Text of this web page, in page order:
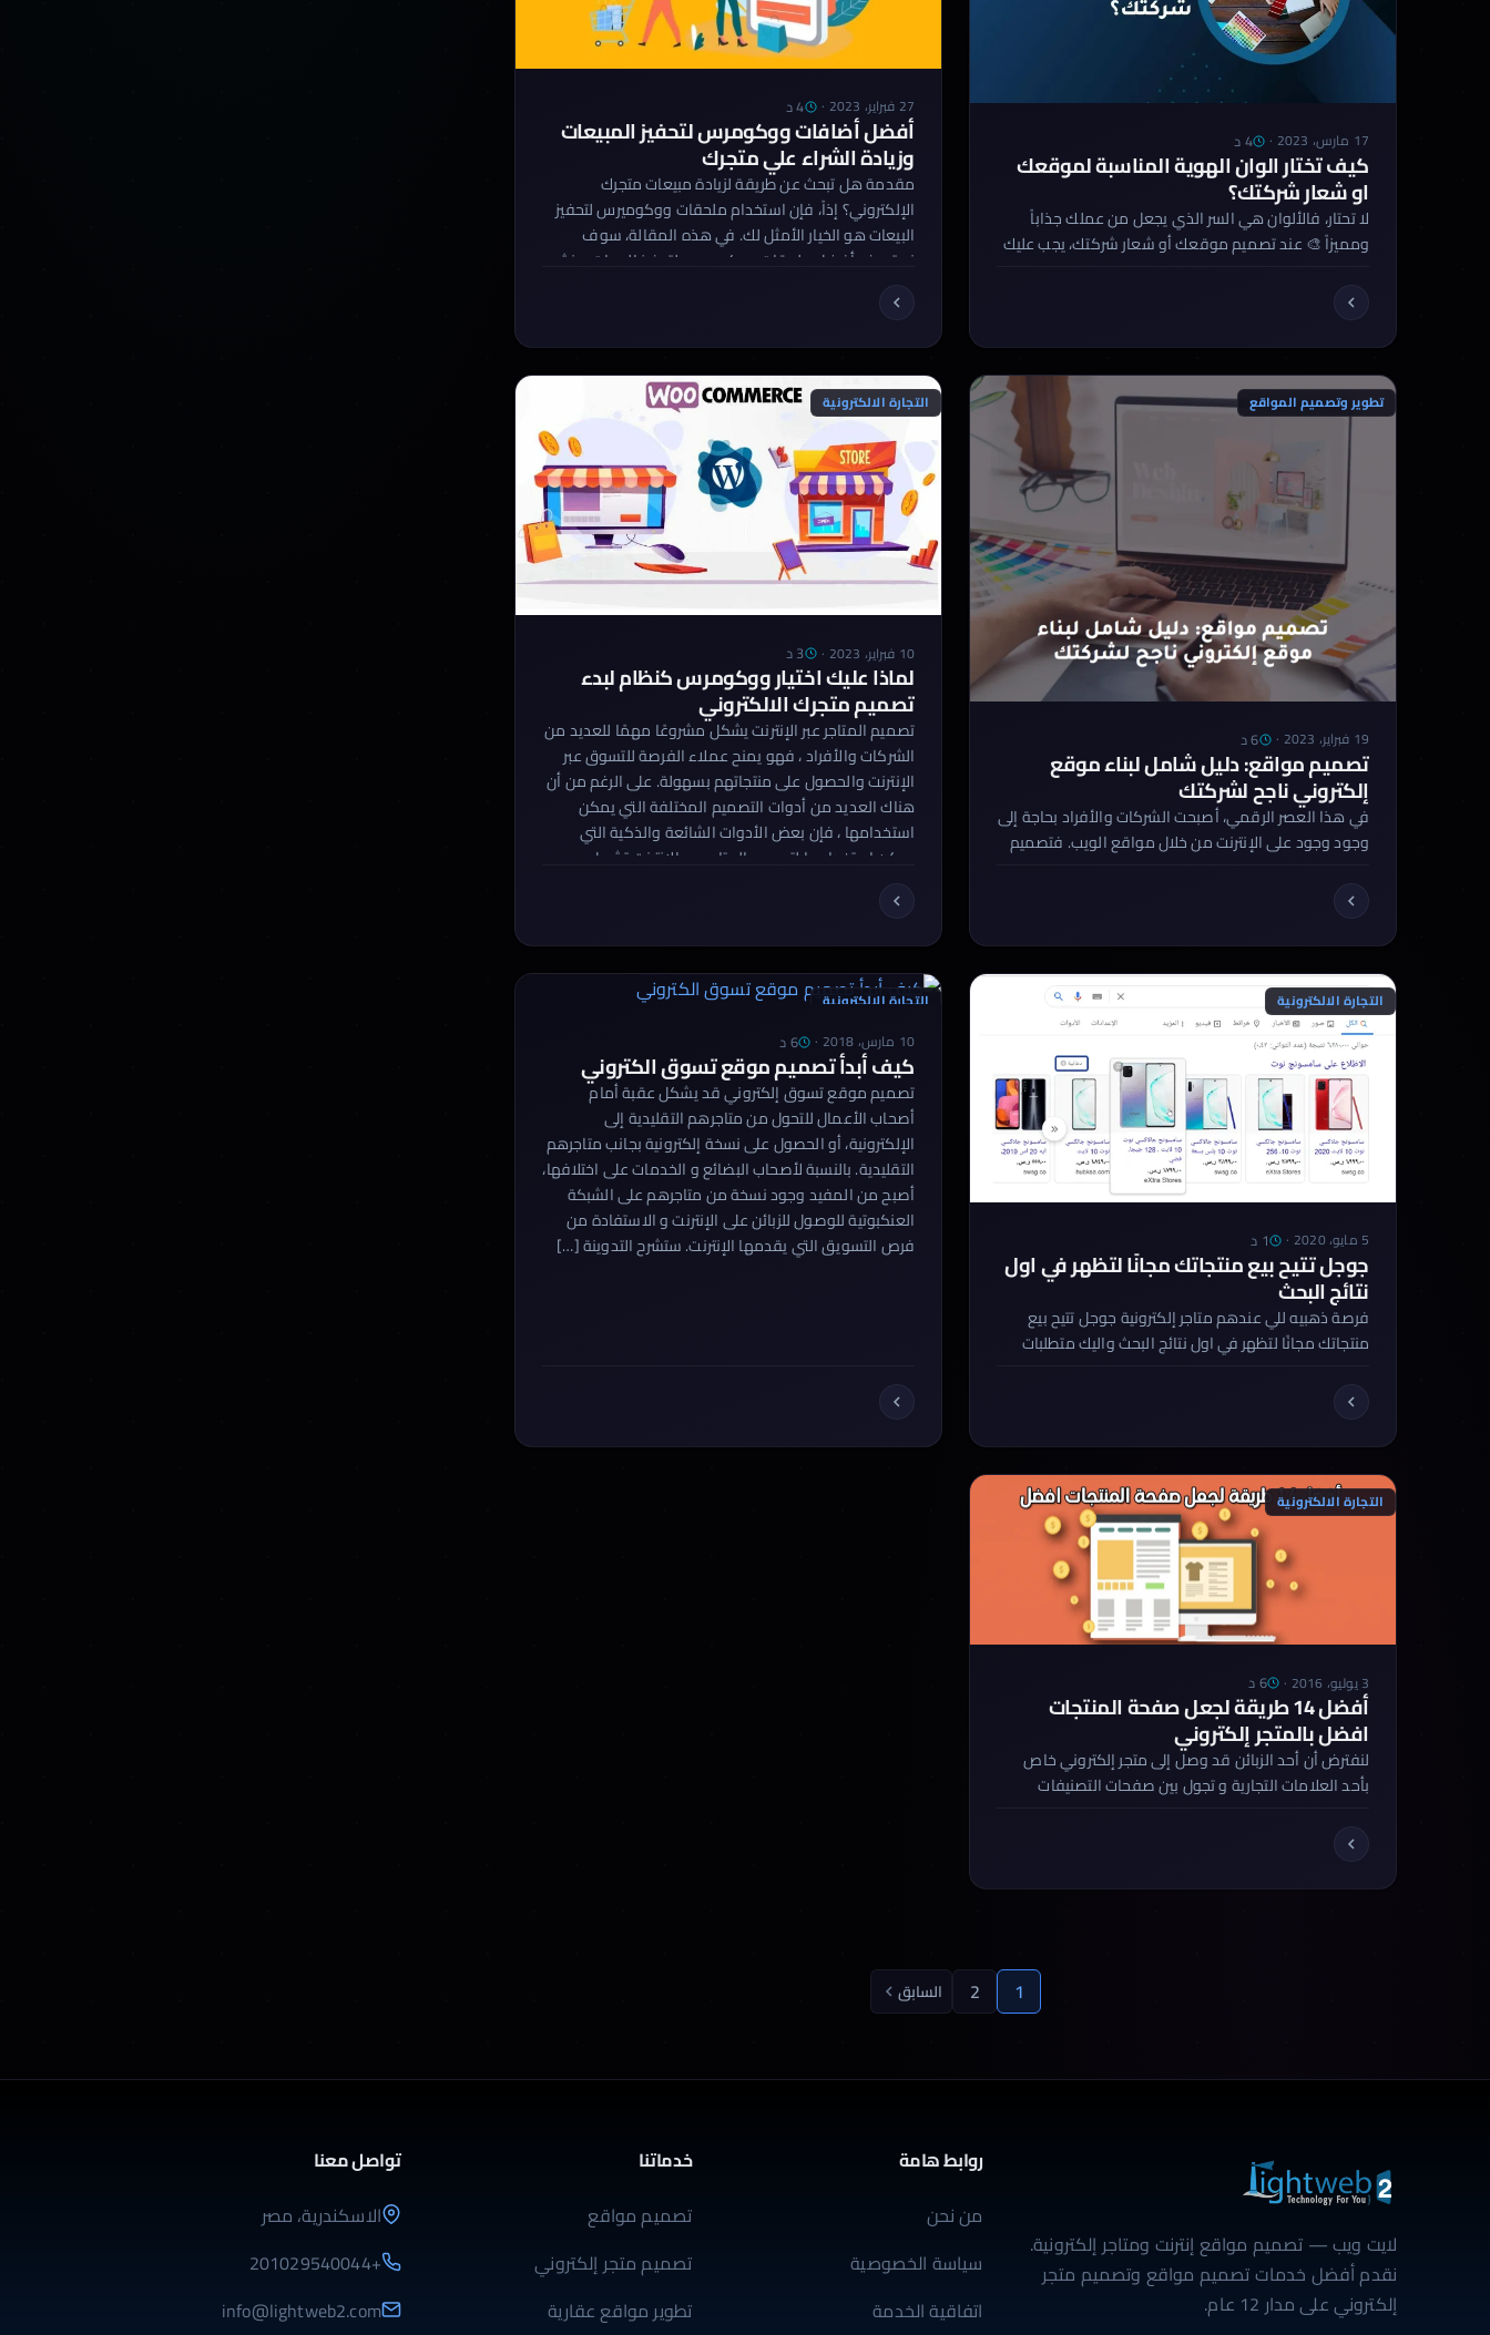
17 مارس، 2023 · 4 د
كيف تختار الوان الهوية المناسبة لموقعك
او شعار شركتك؟
لا تحتار، فالألوان هي السر الذي يجعل من عملك جذاباً
ومميزاً 🎨 عند تصميم موقعك أو شعار شركتك، يجب عليك
رسالتك بشكل واضح. إن الألوان هي عنصر أساسي في
الهوية البصرية وهي التي تجذب الانتباه وتضيف لمسة من
الأناقة والجمالية على عملك. لكن كيف يمكنني اختيار […]
27 فبراير، 2023 · 4 د
أفضل أضافات ووكومرس لتحفيز المبيعات
وزيادة الشراء علي متجرك
مقدمة هل تبحث عن طريقة لزيادة مبيعات متجرك
الإلكتروني؟ إذاً، فإن استخدام ملحقات ووكوميرس لتحفيز
البيعات هو الخيار الأمثل لك. في هذه المقالة، سوف
نستعرض أفضل ملحقات ووكوميرس لتحفيز البيعات، ونشرح
مميزات وعيوب كل منها بشكل مفصل. أضافات
تطوير وتصميم المواقع
19 فبراير، 2023 · 6 د
تصميم مواقع: دليل شامل لبناء موقع
إلكتروني ناجح لشركتك
في هذا العصر الرقمي، أصبحت الشركات والأفراد بحاجة إلى
وجود وجود على الإنترنت من خلال مواقع الويب. فتصميم
الناجحة. إذا كنت تريد بناء موقع ويب، فإن تصميم موقع
الويب يمكن أن يكون مهمة صعبة ومحيرة. ولكن لا تقلق،
في هذا المقال سنقدم لك دليل شامل لبناء […]
التجارة الالكترونية
10 فبراير، 2023 · 3 د
لماذا عليك اختيار ووكومرس كنظام لبدء
تصميم متجرك الالكتروني
تصميم المتاجر عبر الإنترنت يشكل مشروعًا مهمًا للعديد من
الشركات والأفراد ، فهو يمنح عملاء الفرصة للتسوق عبر
الإنترنت والحصول على منتجاتهم بسهولة. على الرغم من أن
هناك العديد من أدوات التصميم المختلفة التي يمكن
استخدامها ، فإن بعض الأدوات الشائعة والذكية التي
يمكن استخدامها لتصميم المتاجر عبر الإنترنت تشمل
Woocommerce. Woocommerce هو إضافة مجانية […]
التجارة الالكترونية
5 مايو، 2020 · 1 د
جوجل تتيح بيع منتجاتك مجانًا لتظهر في اول
نتائج البحث
فرصة ذهبيه للي عندهم متاجر إلكترونية جوجل تتيح بيع
منتجاتك مجانًا لتظهر في اول نتائج البحث واليك متطلبات
(رابط صورة المنتج) price (سعر المنتج) الدوال المتاح بها
خدمة Surfaces Across […]
التجارة الالكترونية
10 مارس، 2018 · 6 د
كيف أبدأ تصميم موقع تسوق الكتروني
تصميم موقع تسوق إلكتروني قد يشكل عقبة أمام
أصحاب الأعمال للتحول من متاجرهم التقليدية إلى
الإلكترونية، أو الحصول على نسخة إلكترونية بجانب متاجرهم
التقليدية. بالنسبة لأصحاب البضائع و الخدمات على اختلافها،
أصبح من المفيد وجود نسخة من متاجرهم على الشبكة
العنكبوتية للوصول للزبائن على الإنترنت و الاستفادة من
فرص التسويق التي يقدمها الإنترنت. ستشرح التدوينة […]
التجارة الالكترونية
3 يوليو، 2016 · 6 د
أفضل 14 طريقة لجعل صفحة المنتجات
افضل بالمتجر إلكتروني
لنفترض أن أحد الزبائن قد وصل إلى متجر إلكتروني خاص
بأحد العلامات التجارية و تجول بين صفحات التصنيفات
المعروضة. في ذلك الوقت تكون لحظة الحقيقة قد حانت
لعرض صفحة منتج رائعة بما يكفي لدفع الزبون إلى زيادة
أرباحك. يجب أن تتأكد من أن الصفحة لا […]
1
2 السابق
لايت ويب — تصميم مواقع إنترنت ومتاجر إلكترونية.
نقدم أفضل خدمات تصميم مواقع وتصميم متجر
إلكتروني على مدار 12 عام.
روابط هامة
من نحن
سياسة الخصوصية
اتفاقية الخدمة
خدماتنا
تصميم مواقع
تصميم متجر إلكتروني
تطوير مواقع عقارية
تواصل معنا
الاسكندرية، مصر
+201029540044
info@lightweb2.com